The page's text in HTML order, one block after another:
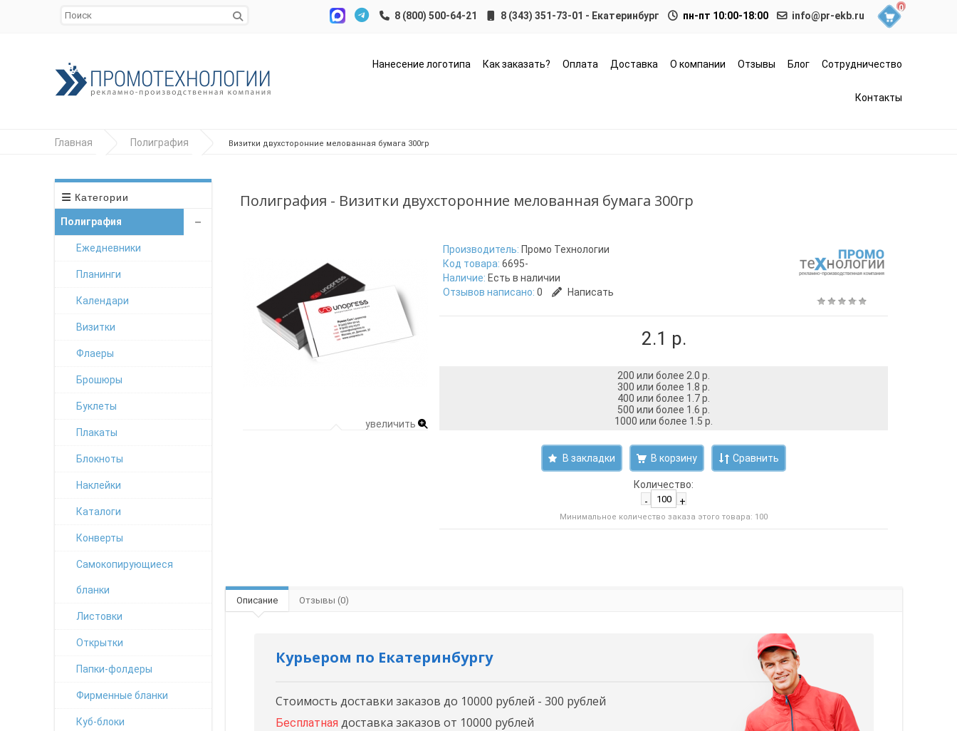
8 (343) 351-73-01 - Екатеринбург пн-пт 10:00-18:00 info@pr-ekb.ru
0
Нанесение логотипа Как заказать? Оплата Доставка О компании Отзывы Блог Сотрудничество
Контакты
Главная Полиграфия Визитки двухсторонние мелованная бумага 300гр
Категории
Полиграфия
Ежедневники
Планинги
Календари
Визитки
Флаеры
Брошюры
Буклеты
Плакаты
Блокноты
Наклейки
Каталоги
Конверты
Самокопирующиеся
бланки
Листовки
Открытки
Папки-фолдеры
Фирменные бланки
Куб-блоки
Полиграфия - Визитки двухсторонние мелованная бумага 300гр
увеличить
Производитель: Промо Технологии
Код товара: 6695-
Наличие: Есть в наличии
Отзывов написано: 0 Написать
2.1 р.
200 или более 2.0 р.
300 или более 1.8 р.
400 или более 1.7 р.
500 или более 1.6 р.
1000 или более 1.5 р.
В закладки Сравнить
Количество:
-
+
Минимальное количество заказа этого товара: 100
Описание Отзывы (0)
Курьером по Екатеринбургу
Стоимость доставки заказов до 10000 рублей - 300 рублей
Бесплатная доставка заказов от 10000 рублей